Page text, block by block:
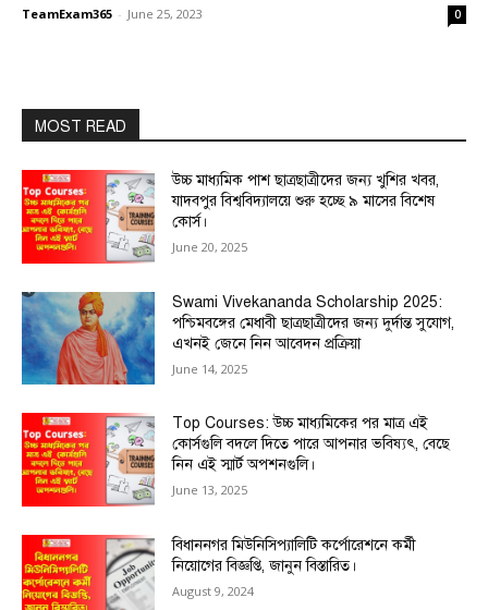
TeamExam365 - June 25, 2023 0
MOST READ
উচ্চ মাধ্যমিক পাশ ছাত্রছাত্রীদের জন্য খুশির খবর,
যাদবপুর বিশ্ববিদ্যালয়ে শুরু হচ্ছে ৯ মাসের বিশেষ
কোর্স।
June 20, 2025
Swami Vivekananda Scholarship 2025:
পশ্চিমবঙ্গের মেধাবী ছাত্রছাত্রীদের জন্য দুর্দান্ত সুযোগ,
এখনই জেনে নিন আবেদন প্রক্রিয়া
June 14, 2025
Top Courses: উচ্চ মাধ্যমিকের পর মাত্র এই
কোর্সগুলি বদলে দিতে পারে আপনার ভবিষ্যৎ, বেছে
নিন এই স্মার্ট অপশনগুলি।
June 13, 2025
বিধাননগর মিউনিসিপ্যালিটি কর্পোরেশনে কর্মী
নিয়োগের বিজ্ঞপ্তি, জানুন বিস্তারিত।
August 9, 2024